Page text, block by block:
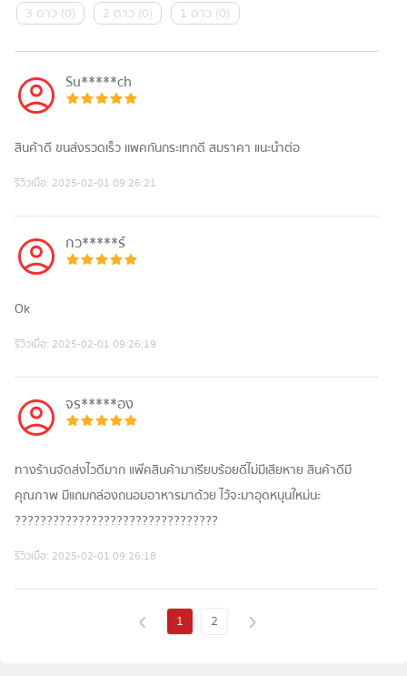
3 ดาว (0) 2 ดาว (0) 1 ดาว (0)
Su*****ch
สินค้าดี​ ขนส่งรวดเร็ว​ เเพคกันกระเทกดี สมราคา​ แนะนำต่อ
รีวิวเมื่อ: 2025-02-01 09:26:21
กว*****ร์
Ok
รีวิวเมื่อ: 2025-02-01 09:26:19
จร*****อง
ทางร้านจัดส่งไวดีมาก แพ๊คสินค้ามาเรียบร้อยดีไม่มีเสียหาย สินค้าดีมี
คุณภาพ มีแถมกล่องถนอมอาหารมาด้วย ไว้จะมาอุดหนุนใหม่นะ
????????????????????????????????
รีวิวเมื่อ: 2025-02-01 09:26:18
1 2